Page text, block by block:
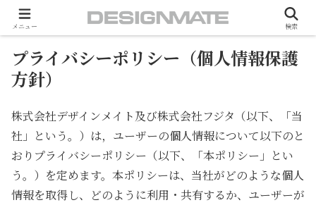
ホーム プライバシーポリシー
プライバシーポリシー（個人情報保護
方針）
株式会社デザインメイト及び株式会社フジタ（以下、「当
社」という。）は，ユーザーの個人情報について以下のと
おりプライバシーポリシー（以下、「本ポリシー」とい
う。）を定めます。本ポリシーは、当社がどのような個人
情報を取得し、どのように利用・共有するか、ユーザーが
メニュー 検索